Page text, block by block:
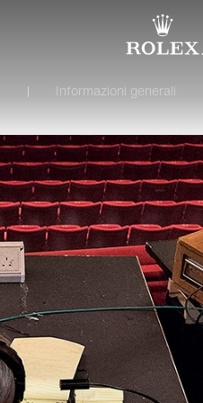
Informazioni generali